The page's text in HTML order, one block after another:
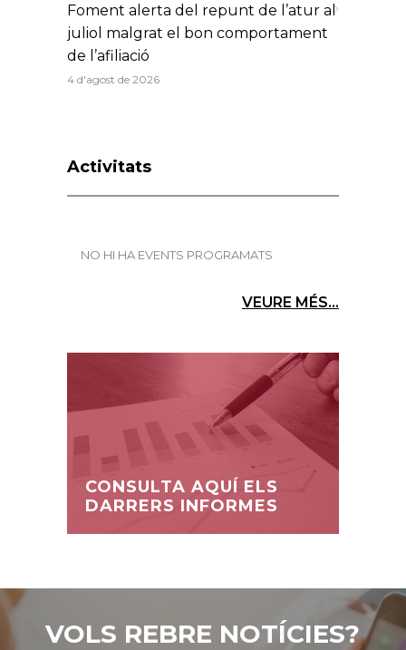
Foment alerta del repunt de l’atur al
juliol malgrat el bon comportament
de l’afiliació
4 d'agost de 2026
Activitats
NO HI HA EVENTS PROGRAMATS
VEURE MÉS...
CONSULTA AQUÍ ELS
DARRERS INFORMES
VOLS REBRE NOTÍCIES?